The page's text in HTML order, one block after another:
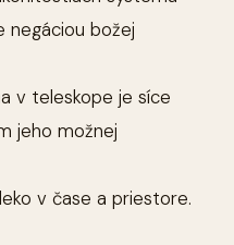
negáciou božej
v teleskope je síce
jeho možnej
v čase a priestore.